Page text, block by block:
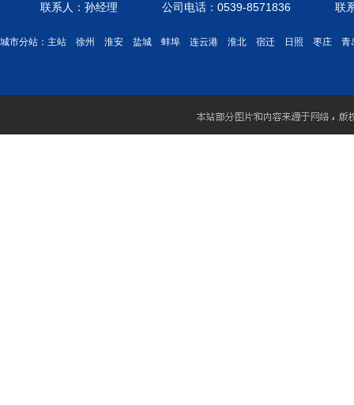
联系人：孙经理 公司电话：0539-8571836 联系电话
城市分站： 主站 徐州 淮安 盐城 蚌埠 连云港 淮北 宿迁 日照 枣庄 青